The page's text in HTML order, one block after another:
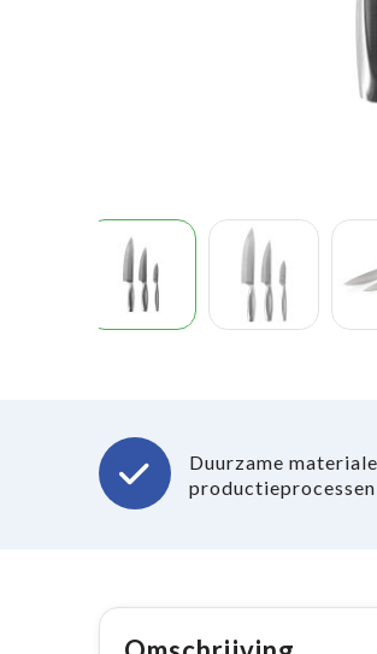
Duurzame
productieprocessen